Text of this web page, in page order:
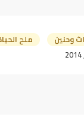
وحنين ملح